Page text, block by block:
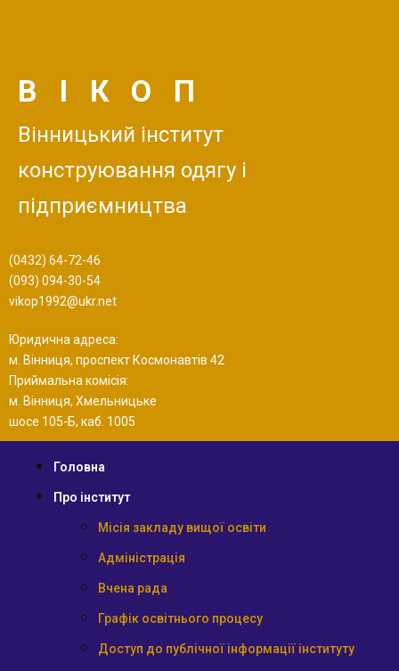
ВІКОП
Вінницький інститут
конструювання одягу і
підприємництва
(0432) 64-72-46
(093) 094-30-54
vikop1992@ukr.net
Юридична адреса:
м. Вінниця, проспект Космонавтів 42
Приймальна комісія:
м. Вінниця, Хмельницьке
шосе 105-Б, каб. 1005
Головна
Про інститут
Місія закладу вищої освіти
Адміністрація
Вчена рада
Графік освітнього процесу
Доступ до публічної інформації інституту